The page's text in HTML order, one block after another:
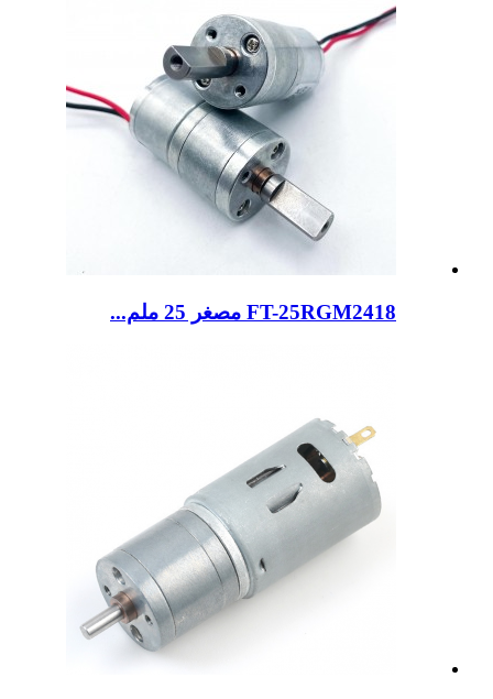
FT-25RGM2418 مصغر 25 ملم...